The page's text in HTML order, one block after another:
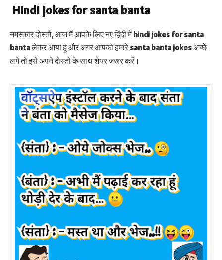
Hindi jokes for santa banta
नमस्कार दोस्तों, आज मैं आपके लिए नए हिंदी मेंhindi jokes for santa
bantaलेकर आया हूं और अगर आपको हमारे santa banta jokesअच्छे
लगे तो इसे अपने दोस्तो के साथ शेयर जरूर करें।